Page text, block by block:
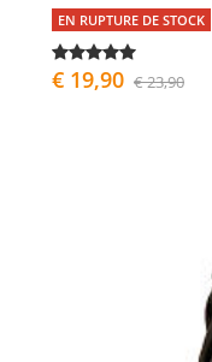
EN RUPTURE DE STOCK
€ 19,90 € 23,90